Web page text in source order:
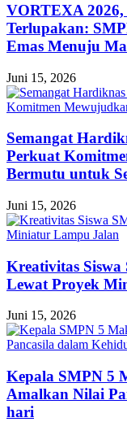
VORTEXA 2026,
Terlupakan:
Emas Menuju
Juni 15, 2026
Semangat
Perkuat
Bermutu untuk
Juni 15, 2026
Kreativitas Siswa
Lewat Proyek
Juni 15, 2026
Kepala SMPN 5
Amalkan Nilai
hari